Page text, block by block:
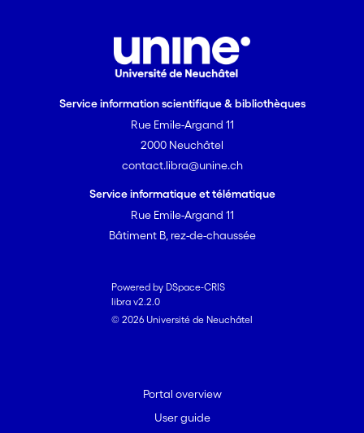
Service information scientifique & bibliothèques
Rue Emile-Argand 11
2000 Neuchâtel
contact.libra@unine.ch
Service informatique et télématique
Rue Emile-Argand 11
Bâtiment B, rez-de-chaussée
Powered by DSpace-CRIS
libra v2.2.0
© 2026 Université de Neuchâtel
Portal overview
User guide